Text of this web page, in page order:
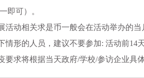
即可）。
活动相关求是币一般会在活动举办的
情形的人员，建议不要参加: 活动前14
要求将根据当天政府/学校/参访企业具